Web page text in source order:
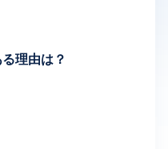
理由は？